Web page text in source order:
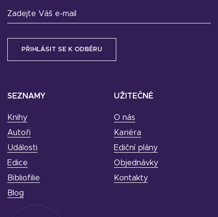
SEZNAMY
Knihy
Autoři
Události
Edice
Bibliofilie
Blog
UŽITEČNÉ
O nás
Kariéra
Ediční plány
Objednávky
Kontakty
Zadejte Váš e-mail